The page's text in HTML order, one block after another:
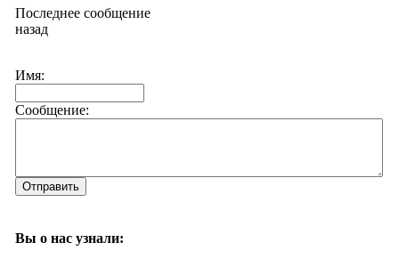
Последнее сообщение
назад
Имя:
Сообщение:
Отправить
Вы о нас узнали: